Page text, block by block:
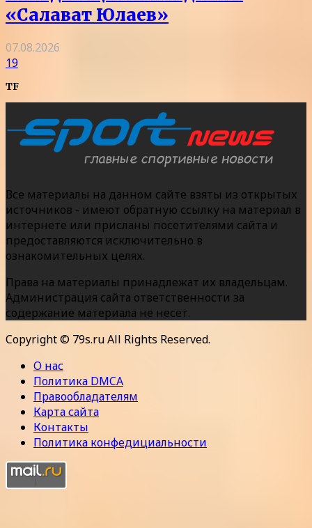
«Салават Юлаев»
07.08.2026
19
TF
Все материалы на данном сайте взяты из открытых
источников - имеют обратную ссылку на материал в
интернете или присланы посетителями сайта и
предоставляются исключительно в
ознакомительных целях.
Права на материалы принадлежат их владельцам.
Администрация сайта ответственности за
содержание материала не несет.
Copyright © 79s.ru All Rights Reserved.
О нас
Политика DMCA
Правообладателям
Карта сайта
Контакты
Политика конфедициальности